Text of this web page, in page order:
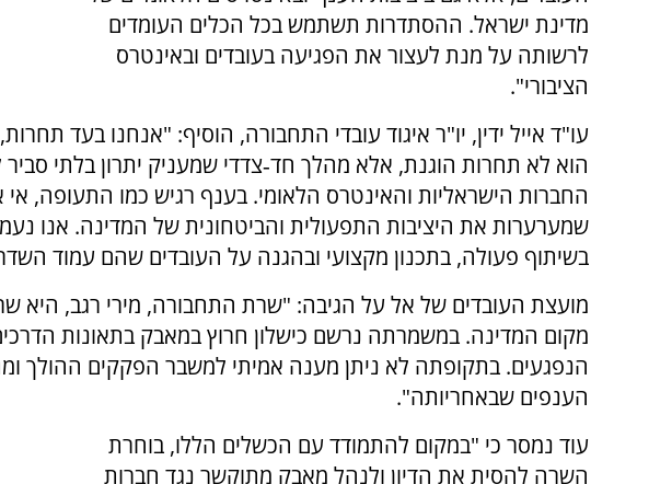
מדינת ישראל. ההסתדרות תשתמש בכל הכלים העומדים
לרשותה על מנת לעצור את הפגיעה בעובדים ובאינטרס
הציבורי".
עו"ד אייל ידין, יו"ר איגוד עובדי התחבורה, הוסיף: "אנחנו בעד
הוא לא תחרות הוגנת, אלא מהלך חד‑צדדי שמעניק יתרון בלתי סביר
החברות הישראליות והאינטרס הלאומי. בענף רגיש כמו התעופה,
שמערערות את היציבות התפעולית והביטחונית של המדינה. אנו
בשיתוף פעולה, בתכנון מקצועי ובהגנה על העובדים שהם עמוד
מועצת העובדים של אל על הגיבה: "שרת התחבורה, מירי רגב, היא
מקום המדינה. במשמרתה נרשם כישלון חרוץ במאבק בתאונות
הנפגעים. בתקופתה לא ניתן מענה אמיתי למשבר הפקקים ההולך
הענפים שבאחריותה".
עוד נמסר כי "במקום להתמודד עם הכשלים הללו, בוחרת
השרה להסית את הדיון ולנהל מאבק מתוקשר נגד חברות